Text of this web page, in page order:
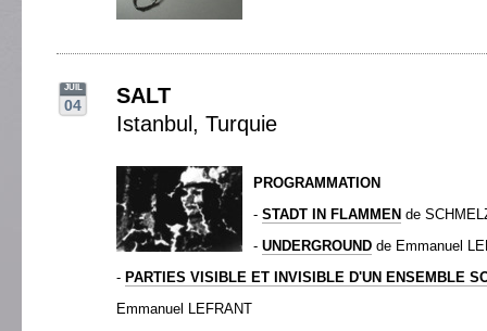
JUIL
04
SALT
Istanbul, Turquie
PROGRAMMATION
- STADT IN FLAMMEN de
- UNDERGROUND de Emmanuel
- PARTIES VISIBLE ET INVISIBLE D'UN ENSEMBLE
Emmanuel LEFRANT